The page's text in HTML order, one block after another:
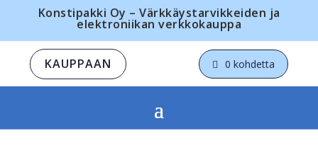
Konstipakki Oy – Värkkäystarvikkeiden ja
elektroniikan verkkokauppa
KAUPPAAN 0 kohdetta